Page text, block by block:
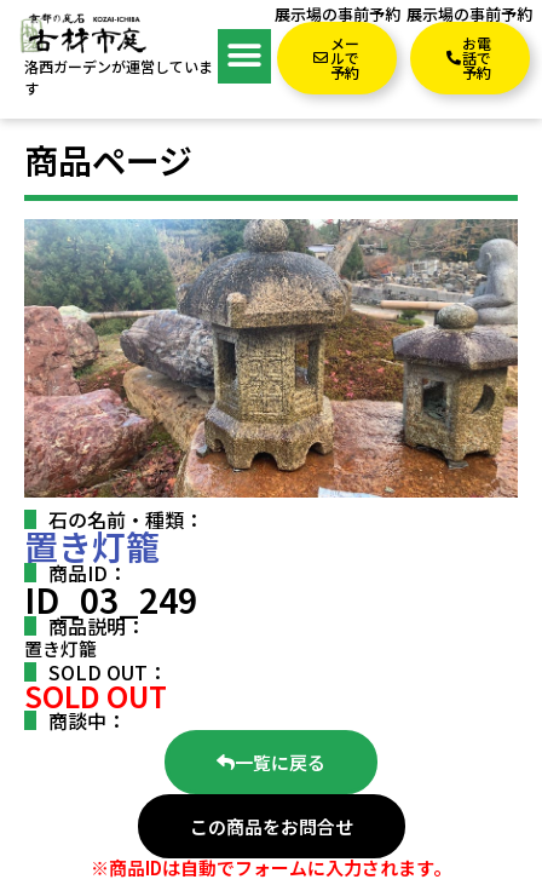
洛西ガーデンが運営していま
す
展示場の事前予約
メー
ルで
予約
展示場の事前予約
お電
話で
予約
商品ページ
石の名前・種類：
置き灯籠
商品ID：
ID_03_249
商品説明：
置き灯籠
SOLD OUT：
SOLD OUT
商談中：
一覧に戻る
この商品をお問合せ
※商品IDは自動でフォームに入力されます。